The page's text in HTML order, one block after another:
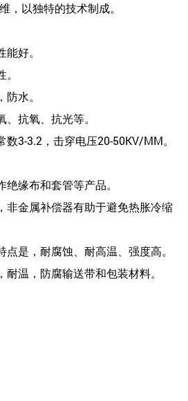
，以独特的技术制成。
好。
水。
抗氧、抗光等。
3-3.2，击穿电压20-50KV/MM。
缘布和套管等产品。
非金属补偿器有助于避免热胀冷缩
是，耐腐蚀、耐高温、强度高。
温，防腐输送带和包装材料。